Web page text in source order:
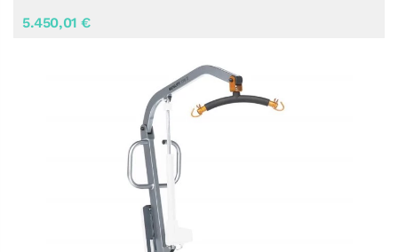
5.450,01 €